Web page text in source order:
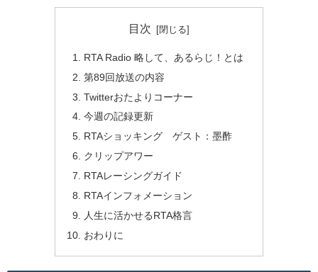
目次
RTA Radio 略して、あるらじ！とは
第89回放送の内容
Twitterおたよりコーナー
今週の記録更新
RTAショッキング ゲスト：墨酢
クリップアワー
RTAレーシングガイド
RTAインフォメーション
人生に活かせるRTA格言
おわりに